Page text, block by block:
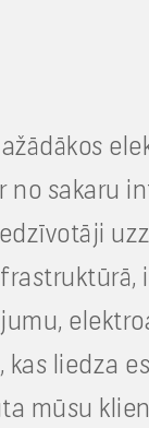
no sakaru
liedza
mūsu